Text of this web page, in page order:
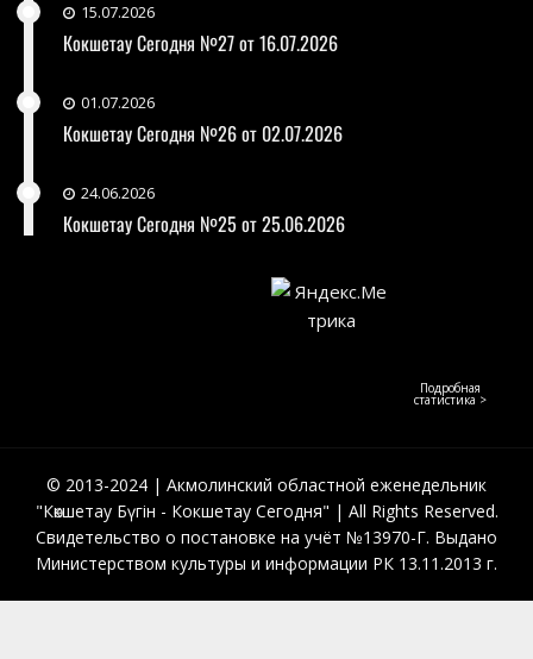
15.07.2026
Кокшетау Сегодня №27 от 16.07.2026
01.07.2026
Кокшетау Сегодня №26 от 02.07.2026
24.06.2026
Кокшетау Сегодня №25 от 25.06.2026
Подробная
статистика >
© 2013-2024 | Акмолинский областной еженедельник
"Көкшетау Бүгін - Кокшетау Сегодня" | All Rights Reserved.
Свидетельство о постановке на учёт №13970-Г. Выдано
Министерством культуры и информации РК 13.11.2013 г.